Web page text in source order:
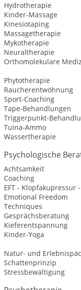
Hydrotherapie
Kinder-Massage
Kinesiotaping
Massagetherapie
Mykotherapie
Neuraltherapie
Orthomolekulare
Phytotherapie
Raucherentwöhnung
Sport-Coaching
Tape-Behandlungen
Triggerpunkt-
Tuina-Ammo
Wassertherapie
Psychologische
Achtsamkeit
Coaching
EFT - Klopfakupressur -
Emotional Freedom
Techniques
Gesprächsberatung
Kieferentspannung
Kinder-Yoga
Natur- und
Schattenprinzip
Stressbewältigung